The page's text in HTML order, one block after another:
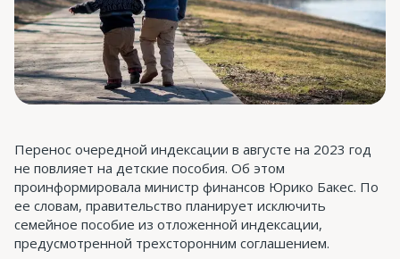
Перенос очередной индексации в августе на 2023 год
не повлияет на детские пособия. Об этом
проинформировала министр финансов Юрико Бакес. По
ее словам, правительство планирует исключить
семейное пособие из отложенной индексации,
предусмотренной трехсторонним соглашением.